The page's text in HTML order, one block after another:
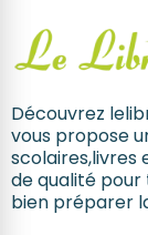
Découvrez
vous propose
scolaires,livres
de qualité pour
bien préparer